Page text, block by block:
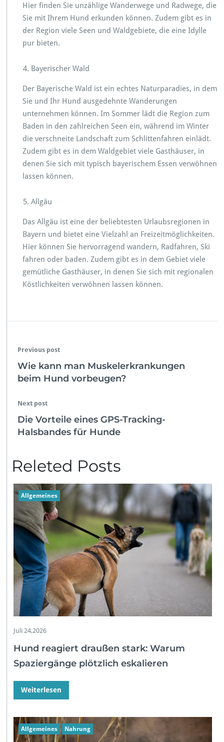
Hier finden Sie unzählige Wanderwege und Radwege, die
Sie mit Ihrem Hund erkunden können. Zudem gibt es in
der Region viele Seen und Waldgebiete, die eine Idylle
pur bieten.
Bayerischer Wald
Der Bayerische Wald ist ein echtes Naturparadies, in dem
Sie und Ihr Hund ausgedehnte Wanderungen
unternehmen können. Im Sommer lädt die Region zum
Baden in den zahlreichen Seen ein, während im Winter
die verschneite Landschaft zum Schlittenfahren einlädt.
Zudem gibt es in dem Waldgebiet viele Gasthäuser, in
denen Sie sich mit typisch bayerischem Essen verwöhnen
lassen können.
Allgäu
Das Allgäu ist eine der beliebtesten Urlaubsregionen in
Bayern und bietet eine Vielzahl an Freizeitmöglichkeiten.
Hier können Sie hervorragend wandern, Radfahren, Ski
fahren oder baden. Zudem gibt es in dem Gebiet viele
gemütliche Gasthäuser, in denen Sie sich mit regionalen
Köstlichkeiten verwöhnen lassen können.
Previous post
Wie kann man Muskelerkrankungen
beim Hund vorbeugen?
Next post
Die Vorteile eines GPS-Tracking-
Halsbandes für Hunde
Releted Posts
Allgemeines
Juli 24,2026
Hund reagiert draußen stark: Warum
Spaziergänge plötzlich eskalieren
Weiterlesen
Allgemeines Nahrung